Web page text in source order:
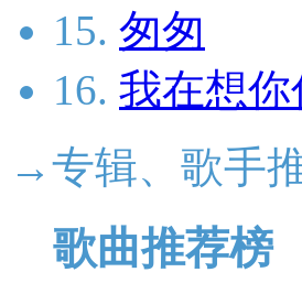
15. 匆匆
16. 我在想
→专辑、歌手
歌曲推荐榜